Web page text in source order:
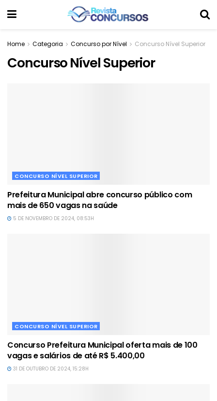
Home Categoria Concurso por Nível Concurso Nível Superior
Concurso Nível Superior
CONCURSO NÍVEL SUPERIOR
Prefeitura Municipal abre concurso público com
mais de 650 vagas na saúde
5 DE NOVEMBRO DE 2024, 08:53H
CONCURSO NÍVEL SUPERIOR
Concurso Prefeitura Municipal oferta mais de 100
vagas e salários de até R$ 5.400,00
31 DE OUTUBRO DE 2024, 15:28H